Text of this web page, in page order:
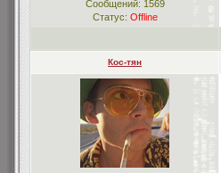
Сообщений: 1569
Статус: Offline
Кос-тян